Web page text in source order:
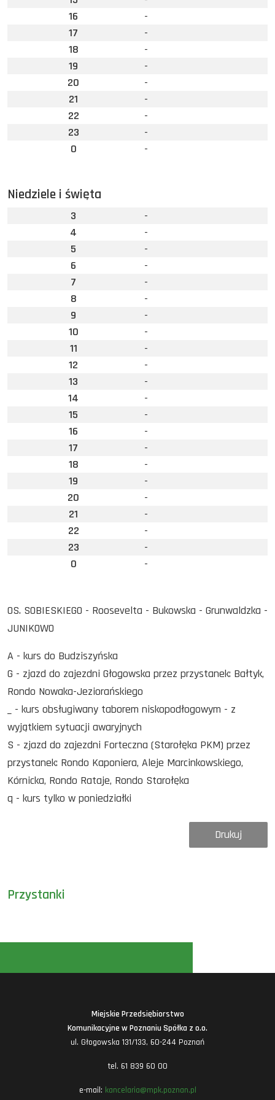
Przystanki
16
-
17
-
18
-
19
-
20
-
21
-
22
-
23
-
0
-
Niedziele i święta
3
-
4
-
5
-
6
-
7
-
8
-
9
-
10
-
11
-
12
-
13
-
14
-
15
-
16
-
17
-
18
-
19
-
20
-
21
-
22
-
23
-
0
-
OS. SOBIESKIEGO - Roosevelta - Bukowska - Grunwaldzka -
JUNIKOWO
A - kurs do Budziszyńska
G - zjazd do zajezdni Głogowska przez przystanek: Bałtyk,
Rondo Nowaka-Jeziorańskiego
_ - kurs obsługiwany taborem niskopodłogowym - z
wyjątkiem sytuacji awaryjnych
S - zjazd do zajezdni Forteczna (Starołęka PKM) przez
przystanek: Rondo Kaponiera, Aleje Marcinkowskiego,
Kórnicka, Rondo Rataje, Rondo Starołęka
q - kurs tylko w poniedziałki
Drukuj
Miejskie Przedsiębiorstwo
Komunikacyjne w Poznaniu Spółka z o.o.
ul. Głogowska 131/133, 60-244 Poznań
tel. 61 839 60 00
e-mail: kancelaria@mpk.poznan.pl